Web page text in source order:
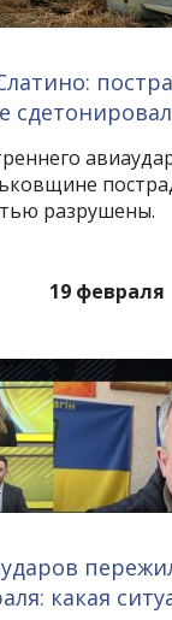
разрушены.
19 февраля
какая